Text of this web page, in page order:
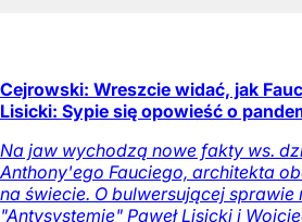
Cejrowski: Wreszcie widać, jak
Lisicki: Sypie się opowieść o
Na jaw wychodzą nowe fakty ws.
Anthony'ego Fauciego, architekta
na świecie. O bulwersującej
"Antysystemie" Paweł Lisicki i